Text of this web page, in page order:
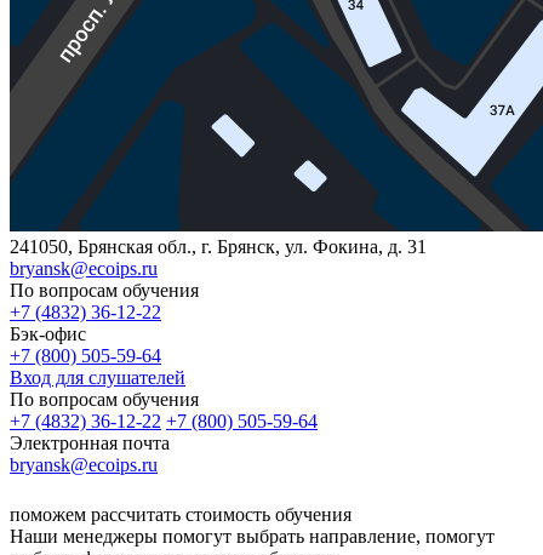
241050, Брянская обл., г. Брянск, ул. Фокина, д. 31
bryansk@ecoips.ru
По вопросам обучения
+7 (4832) 36-12-22
Бэк-офис
+7 (800) 505-59-64
Вход для слушателей
По вопросам обучения
+7 (4832) 36-12-22 +7 (800) 505-59-64
Электронная почта
bryansk@ecoips.ru
поможем рассчитать стоимость обучения
Наши менеджеры помогут выбрать направление, помогут